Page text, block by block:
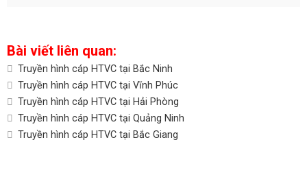
Bài viết liên quan:
Truyền hình cáp HTVC tại Bắc Ninh
Truyền hình cáp HTVC tại Vĩnh Phúc
Truyền hình cáp HTVC tại Hải Phòng
Truyền hình cáp HTVC tại Quảng Ninh
Truyền hình cáp HTVC tại Bắc Giang